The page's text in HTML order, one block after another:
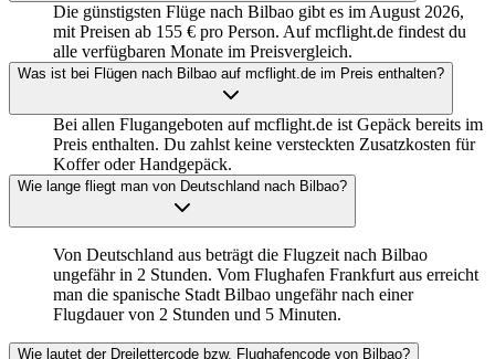
Die günstigsten Flüge nach Bilbao gibt es im August 2026,
mit Preisen ab 155 € pro Person. Auf mcflight.de findest du
alle verfügbaren Monate im Preisvergleich.
Was ist bei Flügen nach Bilbao auf mcflight.de im Preis enthalten?
Bei allen Flugangeboten auf mcflight.de ist Gepäck bereits im
Preis enthalten. Du zahlst keine versteckten Zusatzkosten für
Koffer oder Handgepäck.
Wie lange fliegt man von Deutschland nach Bilbao?
Von Deutschland aus beträgt die Flugzeit nach Bilbao
ungefähr in 2 Stunden. Vom Flughafen Frankfurt aus erreicht
man die spanische Stadt Bilbao ungefähr nach einer
Flugdauer von 2 Stunden und 5 Minuten.
Wie lautet der Dreilettercode bzw. Flughafencode von Bilbao?